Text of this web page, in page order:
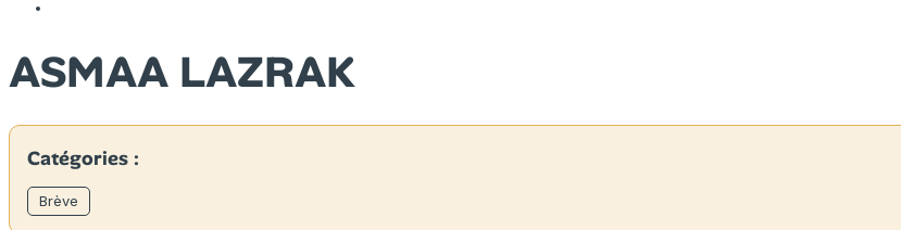
ASMAA LAZRAK
Catégories :
Brève